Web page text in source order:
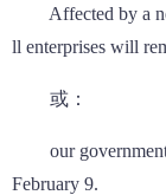
Affected by a
ll enterprises will
或：
our government
February 9.